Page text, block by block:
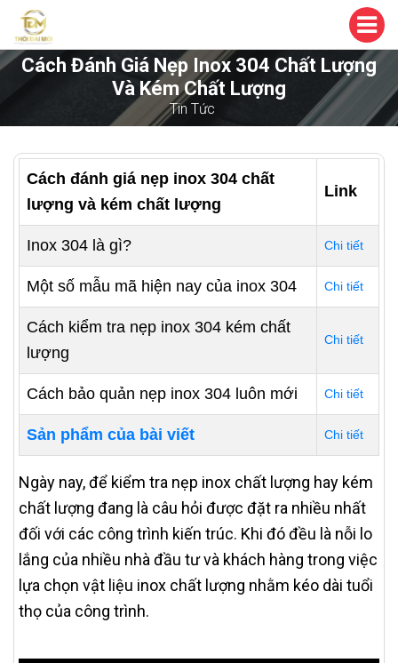
Cách Đánh Giá Nẹp Inox 304 Chất Lượng
Và Kém Chất Lượng
Tin Tức
Cách đánh giá nẹp inox 304 chất
lượng và kém chất lượng
Link
Inox 304 là gì? Chi tiết
Một số mẫu mã hiện nay của inox 304 Chi tiết
Cách kiểm tra nẹp inox 304 kém chất
lượng
Chi tiết
Cách bảo quản nẹp inox 304 luôn mới Chi tiết
Sản phẩm của bài viết Chi tiết
Ngày nay, để kiểm tra nẹp inox chất lượng hay kém
chất lượng đang là câu hỏi được đặt ra nhiều nhất
đối với các công trình kiến trúc. Khi đó đều là nỗi lo
lắng của nhiều nhà đầu tư và khách hàng trong việc
lựa chọn vật liệu inox chất lượng nhằm kéo dài tuổi
thọ của công trình.